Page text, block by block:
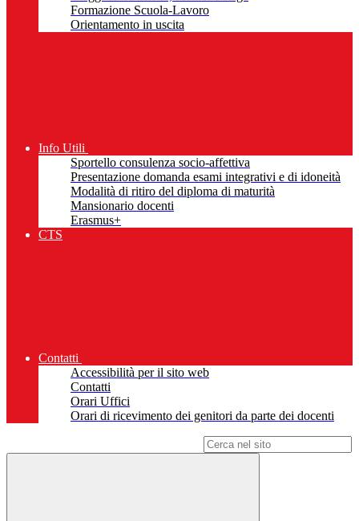
Formazione Scuola-Lavoro
Orientamento in uscita
Info Utili
Sportello consulenza socio-affettiva
Presentazione domanda esami integrativi e di idoneità
Modalità di ritiro del diploma di maturità
Mansionario docenti
Erasmus+
CTS
Contatti
Accessibilità per il sito web
Contatti
Orari Uffici
Orari di ricevimento dei genitori da parte dei docenti